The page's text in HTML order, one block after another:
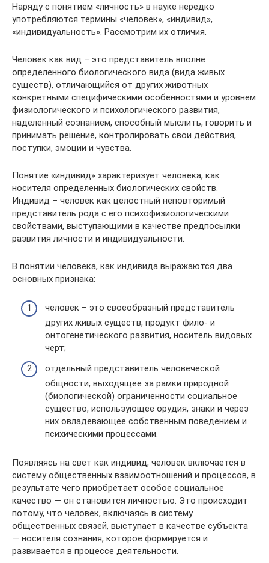
Наряду с понятием «личность» в науке нередко
употребляются термины «человек», «индивид»,
«индивидуальность». Рассмотрим их отличия.
Человек как вид – это представитель вполне
определенного биологического вида (вида живых
существ), отличающийся от других животных
конкретными специфическими особенностями и уровнем
физиологического и психологического развития,
наделенный сознанием, способный мыслить, говорить и
принимать решение, контролировать свои действия,
поступки, эмоции и чувства.
Понятие «индивид» характеризует человека, как
носителя опреде­ленных биологических свойств.
Индивид – человек как целостный неповторимый
представитель рода с его психофизиологическими
свойствами, выступающими в качестве предпосылки
развития личности и индивидуальности.
В понятии человека, как индивида выражаются два
основных признака:
человек – это своеобразный представитель
других живых существ, продукт фило- и
онтогенетического развития, носитель видовых
черт;
отдельный представитель человеческой
общности, выходящее за рамки природной
(биологической) ограниченности социальное
существо, использующее орудия, знаки и через
них овладевающее собственным поведением и
психическими процессами.
Появляясь на свет как индивид, человек включается в
систему общественных взаимоотношений и процессов, в
результате чего приобретает особое социальное
качество — он становится личностью. Это происходит
потому, что человек, вклю­чаясь в систему
общественных связей, выступает в качестве субъекта
— носителя сознания, которое формируется и
развивается в процессе деятельности.